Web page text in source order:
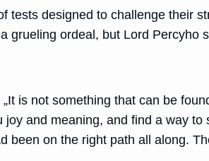
designed to challenge their
ordeal, but Lord
is not something that can be
and meaning, and find a way
been on the right path all along.